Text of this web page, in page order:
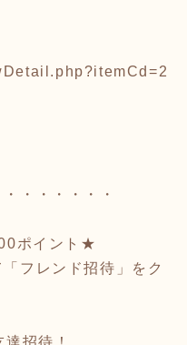
・・・・・・
ポイント★
フレンド招待」をク
招待！